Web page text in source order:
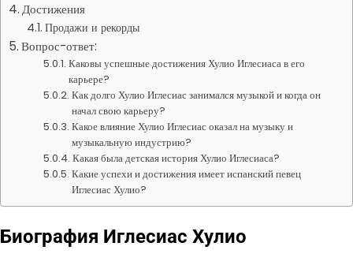
Достижения
Продажи и рекорды
Вопрос-ответ:
Каковы успешные достижения Хулио Иглесиаса в его
карьере?
Как долго Хулио Иглесиас занимался музыкой и когда он
начал свою карьеру?
Какое влияние Хулио Иглесиас оказал на музыку и
музыкальную индустрию?
Какая была детская история Хулио Иглесиаса?
Какие успехи и достижения имеет испанский певец
Иглесиас Хулио?
Биография Иглесиас Хулио